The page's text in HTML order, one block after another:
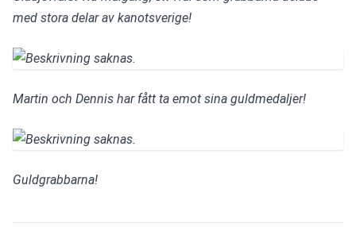
med stora delar av kanotsverige!
Martin och Dennis har fått ta emot sina guldmedaljer!
Guldgrabbarna!